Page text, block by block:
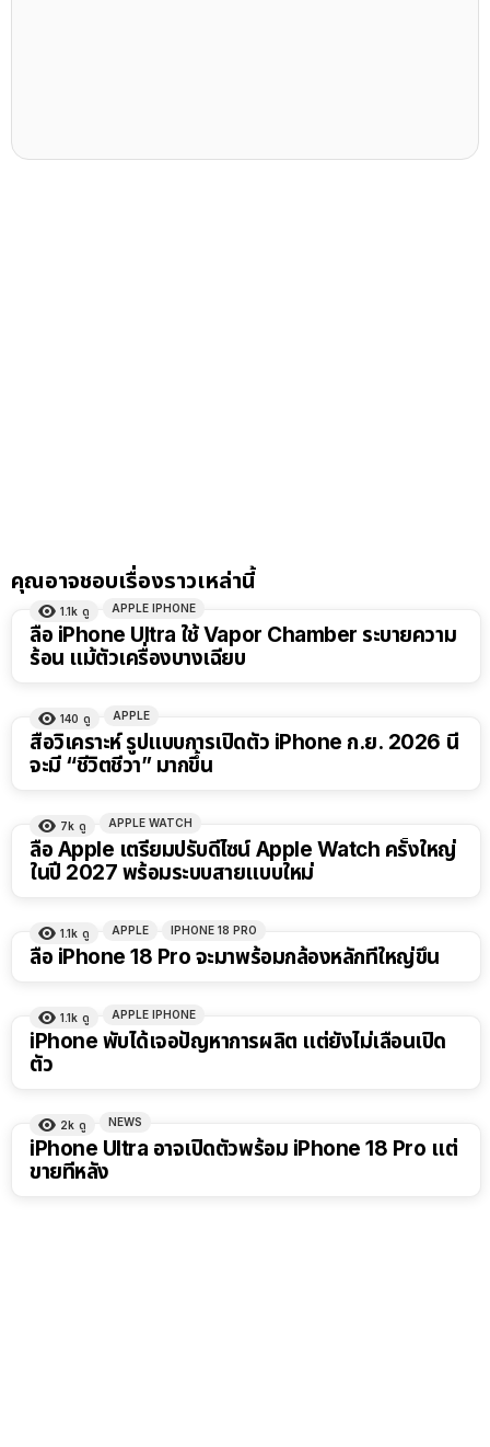
คุณอาจชอบเรื่องราวเหล่านี้
1.1k ดู APPLE IPHONE
ลือ iPhone Ultra ใช้ Vapor Chamber ระบายความ
ร้อน แม้ตัวเครื่องบางเฉียบ
140 ดู APPLE
สื่อวิเคราะห์ รูปแบบการเปิดตัว iPhone ก.ย. 2026 นี้
จะมี “ชีวิตชีวา” มากขึ้น
7k ดู APPLE WATCH
ลือ Apple เตรียมปรับดีไซน์ Apple Watch ครั้งใหญ่
ในปี 2027 พร้อมระบบสายแบบใหม่
1.1k ดู APPLE IPHONE 18 PRO
ลือ iPhone 18 Pro จะมาพร้อมกล้องหลักที่ใหญ่ขึ้น
1.1k ดู APPLE IPHONE
iPhone พับได้เจอปัญหาการผลิต แต่ยังไม่เลื่อนเปิด
ตัว
2k ดู NEWS
iPhone Ultra อาจเปิดตัวพร้อม iPhone 18 Pro แต่
ขายทีหลัง